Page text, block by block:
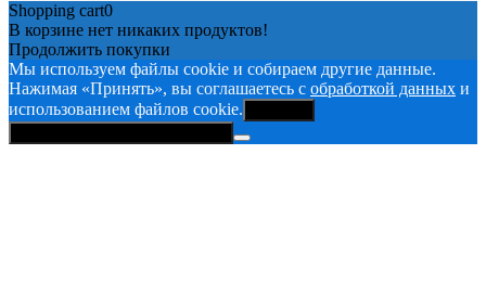
Shopping cart0
В корзине нет никаких продуктов!
Продолжить покупки
Мы используем файлы cookie и собираем другие данные.
Нажимая «Принять», вы соглашаетесь с обработкой данных и
использованием файлов cookie.